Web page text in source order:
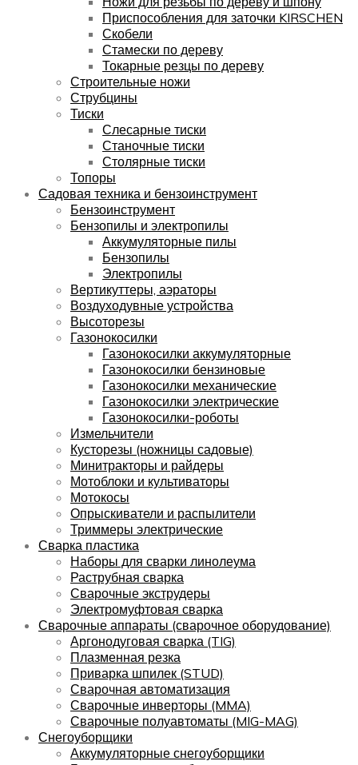
Приспособления для заточки KIRSCHEN
Скобели
Стамески по дереву
Токарные резцы по дереву
Строительные ножи
Струбцины
Тиски
Слесарные тиски
Станочные тиски
Столярные тиски
Топоры
Садовая техника и бензоинструмент
Бензоинструмент
Бензопилы и электропилы
Аккумуляторные пилы
Бензопилы
Электропилы
Вертикуттеры, аэраторы
Воздуходувные устройства
Высоторезы
Газонокосилки
Газонокосилки аккумуляторные
Газонокосилки бензиновые
Газонокосилки механические
Газонокосилки электрические
Газонокосилки-роботы
Измельчители
Кусторезы (ножницы садовые)
Минитракторы и райдеры
Мотоблоки и культиваторы
Мотокосы
Опрыскиватели и распылители
Триммеры электрические
Сварка пластика
Наборы для сварки линолеума
Раструбная сварка
Сварочные экструдеры
Электромуфтовая сварка
Сварочные аппараты (сварочное оборудование)
Аргонодуговая сварка (TIG)
Плазменная резка
Приварка шпилек (STUD)
Сварочная автоматизация
Сварочные инверторы (MMA)
Сварочные полуавтоматы (MIG-MAG)
Снегоуборщики
Аккумуляторные снегоуборщики